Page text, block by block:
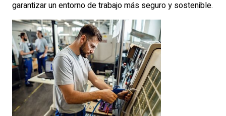
garantizar un entorno de trabajo más seguro y sostenible.